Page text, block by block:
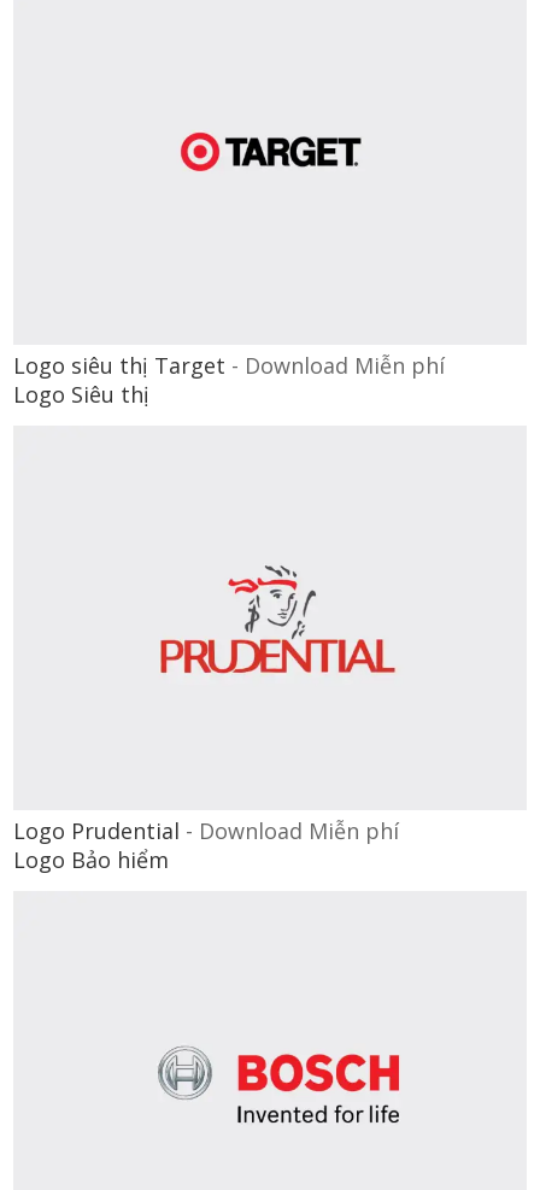
Logo siêu thị Target - Download Miễn phí
Logo Siêu thị
Logo Prudential - Download Miễn phí
Logo Bảo hiểm